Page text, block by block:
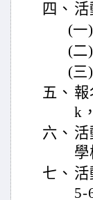
四、 活
(一)
(二)
(三)
五、
k
六、
學
七、
5-